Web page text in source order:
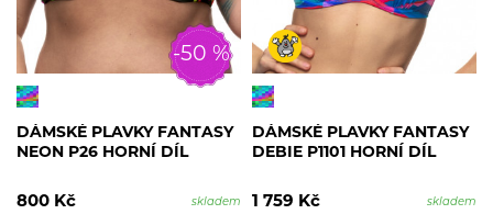
-50 %
DÁMSKÉ PLAVKY FANTASY
NEON P26 HORNÍ DÍL
800 Kč skladem
DÁMSKÉ PLAVKY FANTASY
DEBIE P1101 HORNÍ DÍL
1 759 Kč skladem